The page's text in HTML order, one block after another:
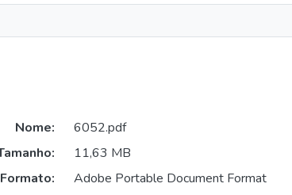
Nome:
6052.pdf
11,63 MB
Formato:
Adobe Portable Document Format